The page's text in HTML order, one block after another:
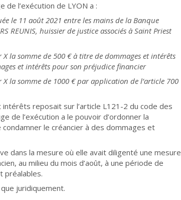
l’exécution de LYON a :
le 11 août 2021 entre les mains de la Banque
REUNIS, huissier de justice associés à Saint Priest
X la somme de 500 € à titre de dommages et intérêts
et intérêts pour son préjudice financier
X la somme de 1000 € par application de l’article 700
intérêts reposait sur l’article L121-2 du code des
de l’exécution a le pouvoir d’ordonner la
le créancier à des dommages et
dans la mesure où elle avait diligenté une mesure
au milieu du mois d’août, à une période de
préalables.
juridiquement.